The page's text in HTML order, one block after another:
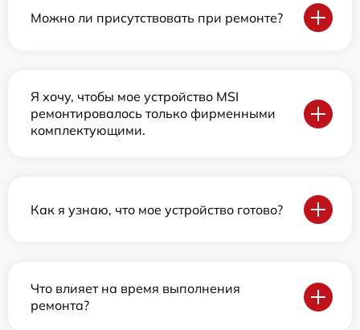
Можно ли присутствовать при ремонте?
Я хочу, чтобы мое устройство MSI
ремонтировалось только фирменными
комплектующими.
Как я узнаю, что мое устройство готово?
Что влияет на время выполнения
ремонта?